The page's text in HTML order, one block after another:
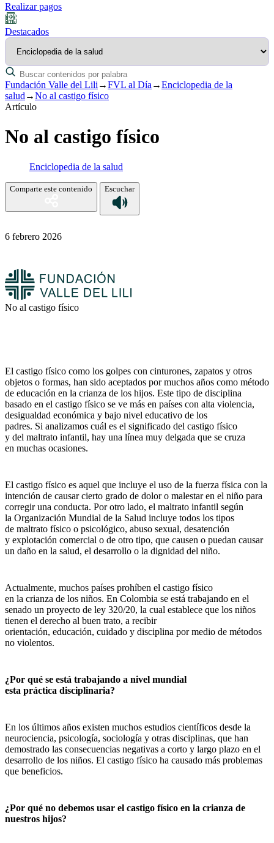
Realizar pagos
Destacados
Fundación Valle del Lili →FVL al Día →Enciclopedia de la
salud →No al castigo físico
Artículo
No al castigo físico
Enciclopedia de la salud
Comparte este contenido Escuchar
6 febrero 2026
No al castigo físico
El castigo físico como los golpes con cinturones, zapatos y otros
objetos o formas, han sido aceptados por muchos años como método
de educación en la crianza de los hijos. Este tipo de disciplina
basado en el castigo físico se ve más en países con alta violencia,
desigualdad económica y bajo nivel educativo de los
padres. Si analizamos cuál es el significado del castigo físico
y del maltrato infantil, hay una línea muy delgada que se cruza
en muchas ocasiones.
El castigo físico es aquel que incluye el uso de la fuerza física con la
intención de causar cierto grado de dolor o malestar en el niño para
corregir una conducta. Por otro lado, el maltrato infantil según
la Organización Mundial de la Salud incluye todos los tipos
de maltrato físico o psicológico, abuso sexual, desatención
y explotación comercial o de otro tipo, que causen o puedan causar
un daño en la salud, el desarrollo o la dignidad del niño.
Actualmente, muchos países prohíben el castigo físico
en la crianza de los niños. En Colombia se está trabajando en el
senado un proyecto de ley 320/20, la cual establece que los niños
tienen el derecho al buen trato, a recibir
orientación, educación, cuidado y disciplina por medio de métodos
no violentos.
¿Por qué se está trabajando a nivel mundial
esta práctica disciplinaria?
En los últimos años existen muchos estudios científicos desde la
neurociencia, psicología, sociología y otras disciplinas, que han
demostrado las consecuencias negativas a corto y largo plazo en el
desarrollo de los niños. El castigo físico ha causado más problemas
que beneficios.
¿Por qué no debemos usar el castigo físico en la crianza de
nuestros hijos?